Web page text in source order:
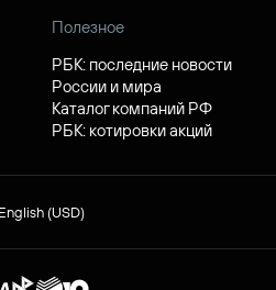
Полезное
РБК: последние новости
России и мира
Каталог компаний РФ
РБК: котировки акций
English (USD)